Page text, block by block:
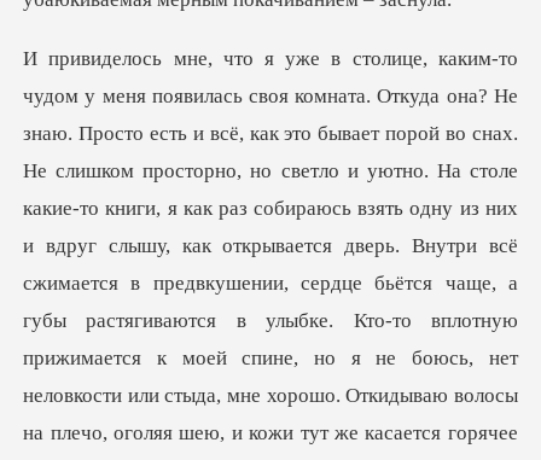
и уютно. На столе
какие-то книги, я как раз собираюсь взять одну из них
и вдруг слышу, как открывается дверь. Внутри всё
сжимается в предвкушении, сердце бьётся чаще, а
губы растягиваютс